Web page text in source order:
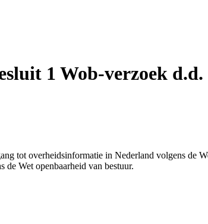
1 Wob-verzoek
tot overheidsinformatie in Nederland volgens de
de Wet openbaarheid van bestuur.